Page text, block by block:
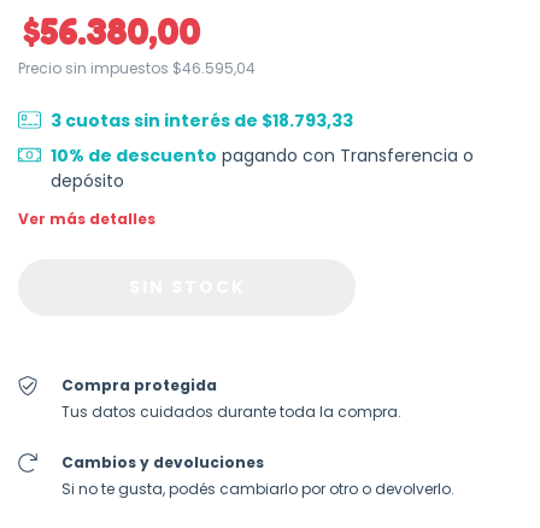
$56.380,00
Precio sin impuestos $46.595,04
3 cuotas sin interés de $18.793,33
10% de descuento pagando con Transferencia o
depósito
Ver más detalles
Compra protegida
Tus datos cuidados durante toda la compra.
Cambios y devoluciones
Si no te gusta, podés cambiarlo por otro o devolverlo.